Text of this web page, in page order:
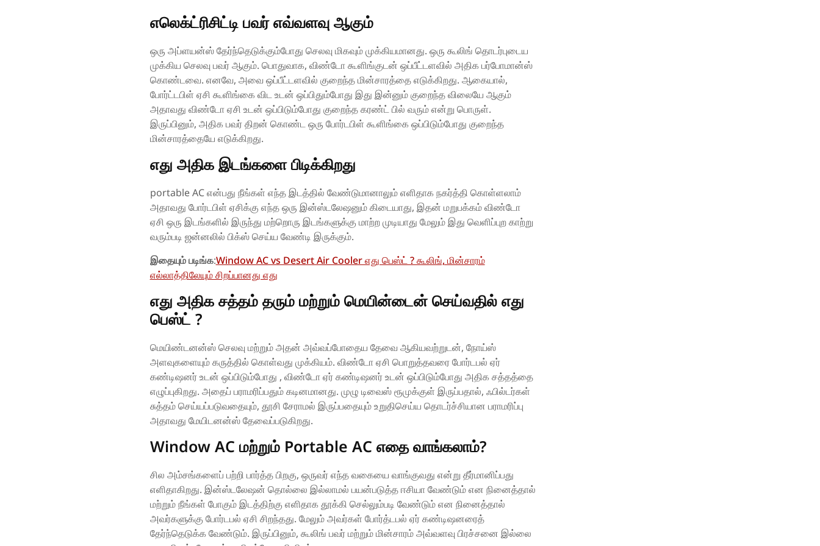
எலெக்ட்ரிசிட்டி பவர் எவ்வளவு ஆகும்
ஒரு அப்ளயன்ஸ் தேர்ந்தெடுக்கும்போது செலவு மிகவும் முக்கியமானது. ஒரு கூலிங் தொடர்புடைய
முக்கிய செலவு பவர் ஆகும். பொதுவாக, விண்டோ கூளிங்குடன் ஒப்பீட்டளவில் அதிக பர்போமான்ஸ்
கொண்டவை. எனவே, அவை ஒப்பீட்டளவில் குறைந்த மின்சாரத்தை எடுக்கிறது. ஆகையால்,
போர்ட்டபிள் ஏசி கூளிங்கை விட உடன் ஒப்பிதும்போது இது இன்னும் குறைந்த விலையே ஆகும்
அதாவது விண்டோ ஏசி உடன் ஒப்பிடும்போது குறைந்த கரண்ட் பில் வரும் என்று பொருள்.
இருப்பினும், அதிக பவர் திறன் கொண்ட ஒரு போர்டபிள் கூளிங்கை ஒப்பிடும்போது குறைந்த
மின்சாரத்தையே எடுக்கிறது.
எது அதிக இடங்களை பிடிக்கிறது
portable AC என்பது நீங்கள் எந்த இடத்தில் வேண்டுமானாலும் எளிதாக நகர்த்தி கொள்ளலாம்
அதாவது போர்டபிள் ஏசிக்கு எந்த ஒரு இன்ஸ்டலேஷனும் கிடையாது, இதன் மறுபக்கம் விண்டோ
ஏசி ஒரு இடங்களில் இருந்து மற்றொரு இடங்களுக்கு மாற்ற முடியாது மேலும் இது வெளிப்புற காற்று
வரும்படி ஜன்னலில் பிக்ஸ் செய்ய வேண்டி இருக்கும்.
இதையும் படிங்க:Window AC vs Desert Air Cooler எது பெஸ்ட் ? கூலிங், மின்சாரம்
எல்லாத்திலேயும் சிறப்பானது எது
எது அதிக சத்தம் தரும் மற்றும் மெயின்டைன் செய்வதில் எது
பெஸ்ட் ?
மெயிண்டனன்ஸ் செலவு மற்றும் அதன் அவ்வப்போதைய தேவை ஆகியவற்றுடன், நோய்ஸ்
அளவுகளையும் கருத்தில் கொள்வது முக்கியம். விண்டோ ஏசி பொறுத்தவரை போர்டபல் ஏர்
கண்டிஷனர் உடன் ஒப்பிடும்போது , விண்டோ ஏர் கண்டிஷனர் உடன் ஒப்பிடும்போது அதிக சத்தத்தை
எழுப்புகிறது. அதைப் பராமரிப்பதும் கடினமானது. முழு டிவைஸ் ரூமுக்குள் இருப்பதால், ஃபில்டர்கள்
சுத்தம் செய்யப்படுவதையும், தூசி சேராமல் இருப்பதையும் உறுதிசெய்ய தொடர்ச்சியான பராமரிப்பு
அதாவது மேயிடனன்ஸ் தேவைப்படுகிறது.
Window AC மற்றும் Portable AC எதை வாங்கலாம்?
சில அம்சங்களைப் பற்றி பார்த்த பிறகு, ஒருவர் எந்த வகையை வாங்குவது என்று தீர்மானிப்பது
எளிதாகிறது. இன்ஸ்டலேஷன் தொல்லை இல்லாமல் பயன்படுத்த ஈசியா வேண்டும் என நினைத்தால்
மற்றும் நீங்கள் போகும் இடத்திற்கு எளிதாக தூக்கி செல்லும்படி வேண்டும் என நினைத்தால்
அவர்களுக்கு போர்டபல் ஏசி சிறந்தது. மேலும் அவர்கள் போர்த்டபல் ஏர் கண்டிஷனரைத்
தேர்ந்தெடுக்க வேண்டும். இருப்பினும், கூலிங் பவர் மற்றும் மின்சாரம் அவ்வளவு பிரச்சனை இல்லை